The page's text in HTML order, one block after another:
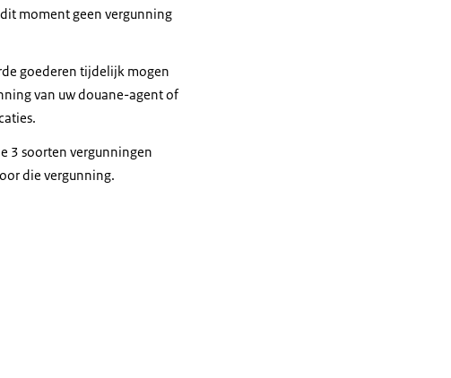
moment geen vergunning
goederen tijdelijk mogen
van uw douane-agent of
3 soorten vergunningen
die vergunning.